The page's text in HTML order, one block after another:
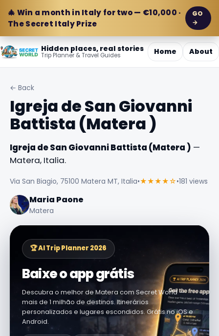
🎄 Win a month in Italy for two — €10,000 ·
The Secret Italy Prize
GO
→
Hidden places, real stories
Trip Planner & Travel Guides Home About
← Back
Igreja de San Giovanni
Battista (Matera )
Igreja de San Giovanni Battista (Matera ) —
Matera, Italia.
Via San Biagio, 75100 Matera MT, Italia•★★★★☆•181 views
Maria Paone
Matera
🏆 AI Trip Planner 2026
Baixe o app grátis
Descubra o melhor de Matera com Secret World —
mais de 1 milhão de destinos. Itinerários
personalizados e lugares escondidos. Grátis no iOS e
Android.